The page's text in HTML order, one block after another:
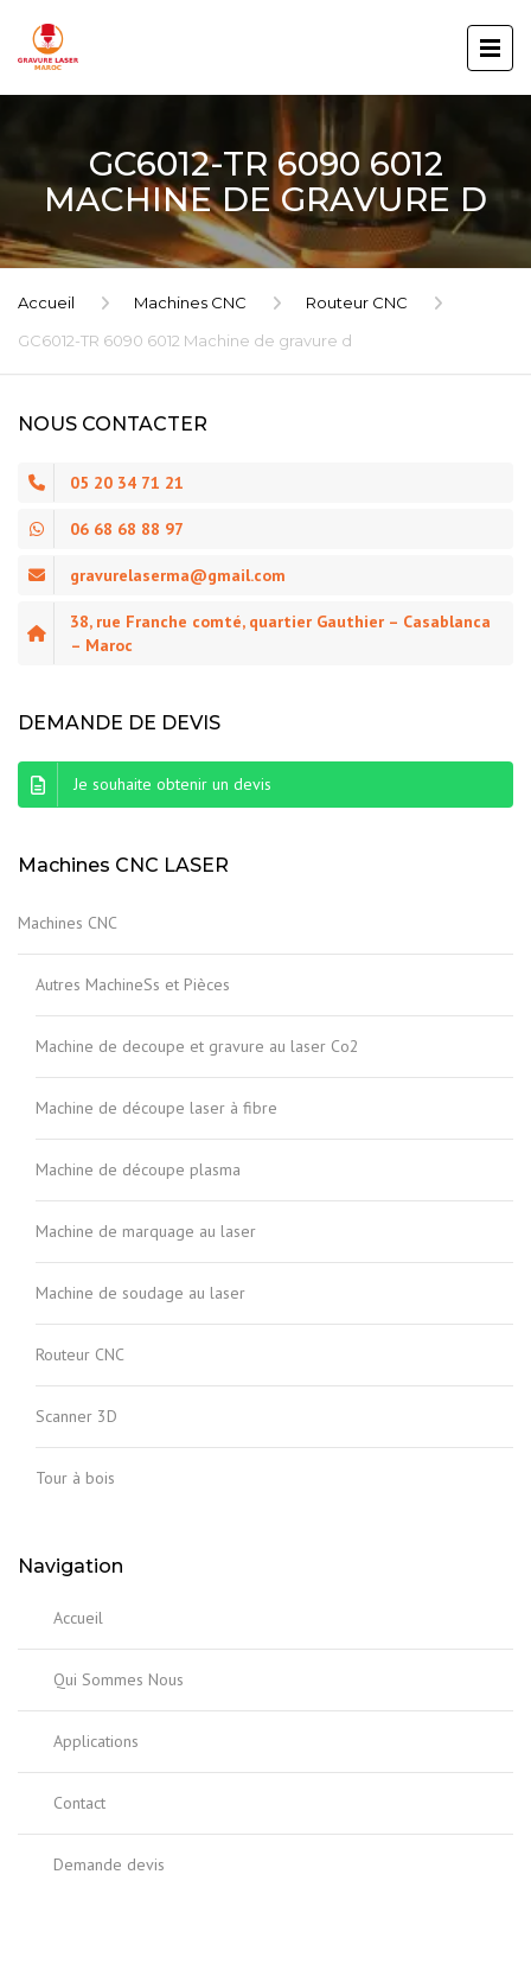
GC6012-TR 6090 6012
MACHINE DE GRAVURE D
Accueil Machines CNC
Routeur CNC
GC6012-TR 6090 6012 Machine de gravure d
NOUS CONTACTER
05 20 34 71 21
06 68 68 88 97
gravurelaserma@gmail.com
38, rue Franche comté, quartier Gauthier – Casablanca
– Maroc
DEMANDE DE DEVIS
Je souhaite obtenir un devis
Machines CNC LASER
Machines CNC
Autres MachineSs et Pièces
Machine de decoupe et gravure au laser Co2
Machine de découpe laser à fibre
Machine de découpe plasma
Machine de marquage au laser
Machine de soudage au laser
Routeur CNC
Scanner 3D
Tour à bois
Navigation
Accueil
Qui Sommes Nous
Applications
Contact
Demande devis